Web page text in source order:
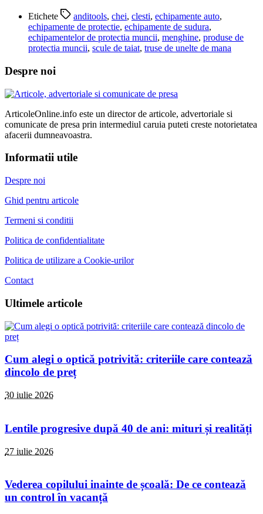
Etichete anditools, chei, clesti, echipamente auto,
echipamente de protectie, echipamente de sudura,
echipamentelor de protectia muncii, menghine, produse de
protectia muncii, scule de taiat, truse de unelte de mana
Despre noi
ArticoleOnline.info este un director de articole, advertoriale si
comunicate de presa prin intermediul caruia puteti creste notorietatea
afacerii dumneavoastra.
Informatii utile
Despre noi
Ghid pentru articole
Termeni si conditii
Politica de confidentialitate
Politica de utilizare a Cookie-urilor
Contact
Ultimele articole
Cum alegi o optică potrivită: criteriile care contează
dincolo de preț
30 iulie 2026
Lentile progresive după 40 de ani: mituri și realități
27 iulie 2026
Vederea copilului inainte de școală: De ce contează
un control în vacanță